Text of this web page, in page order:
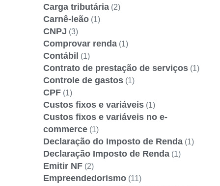
Carga tributária (2)
Carnê-leão (1)
CNPJ (3)
Comprovar renda (1)
Contábil (1)
Contrato de prestação de serviços (1)
Controle de gastos (1)
CPF (1)
Custos fixos e variáveis (1)
Custos fixos e variáveis no e-
commerce (1)
Declaração do Imposto de Renda (1)
Declaração Imposto de Renda (1)
Emitir NF (2)
Empreendedorismo (11)